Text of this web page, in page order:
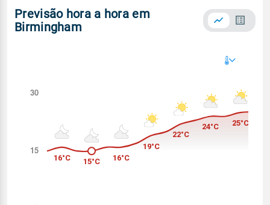
Previsão hora a hora em
Birmingham